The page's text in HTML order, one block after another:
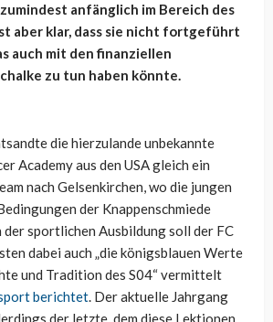
anfänglich im Bereich des
aber klar, dass sie nicht fortgeführt
auch mit den finanziellen
zu tun haben könnte.
die hierzulande unbekannte
Academy aus den USA gleich ein
nach Gelsenkirchen, wo die jungen
der Knappenschmiede
sportlichen Ausbildung soll der FC
dabei auch „die königsblauen Werte
und Tradition des S04“ vermittelt
berichtet. Der aktuelle Jahrgang
der letzte, dem diese Lektionen